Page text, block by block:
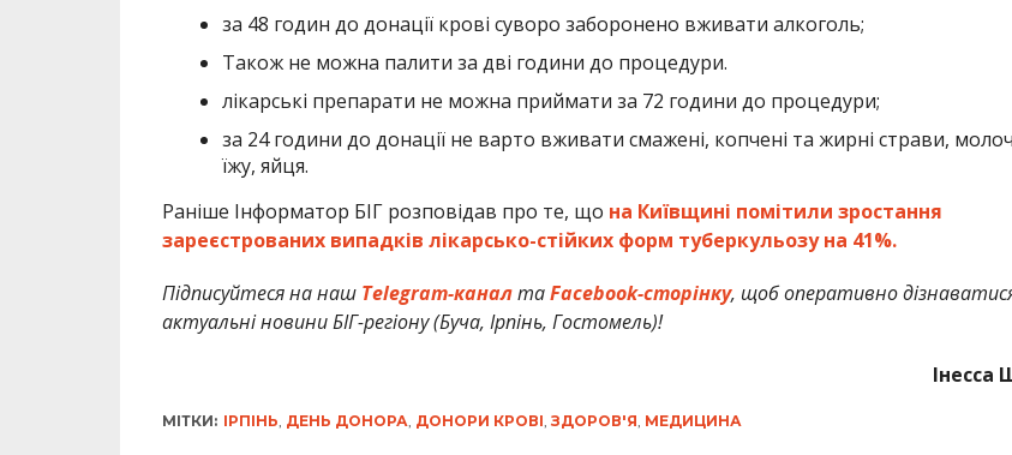
за 48 годин до донації крові суворо заборонено вживати алкоголь;
Також не можна палити за дві години до процедури.
лікарські препарати не можна приймати за 72 години до процедури;
за 24 години до донації не варто вживати смажені, копчені та жирні страви,
їжу, яйця.
Раніше Інформатор БІГ розповідав про те, що на Київщині помітили зростання
зареєстрованих випадків лікарсько-стійких форм туберкульозу на 41%.
Підписуйтеся на наш Telegram-каналтаFacebook-сторінку, щоб оперативно
актуальні новини БІГ-регіону (Буча, Ірпінь, Гостомель)!
Інесса
МІТКИ: ІРПІНЬ ДЕНЬ ДОНОРА ДОНОРИ КРОВІ ЗДОРОВ'Я МЕДИЦИНА